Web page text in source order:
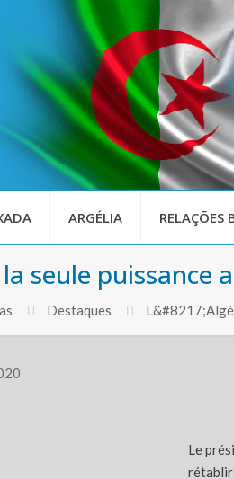
ARGÉLIA RELAÇÕES
la seule
Destaques
Le
rétablir